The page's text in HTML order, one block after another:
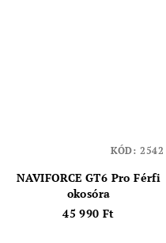
NAVIFORCE GT6 Pro Férfi
okosóra
45 990 Ft
KÓD: 2542